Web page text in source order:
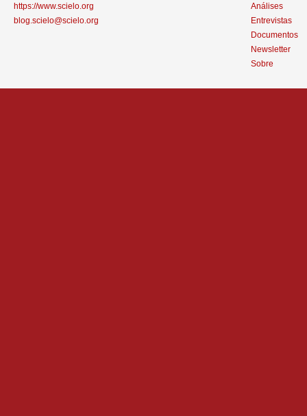
https://www.scielo.org
blog.scielo@scielo.org
Análises
Entrevistas
Documentos
Newsletter
Sobre